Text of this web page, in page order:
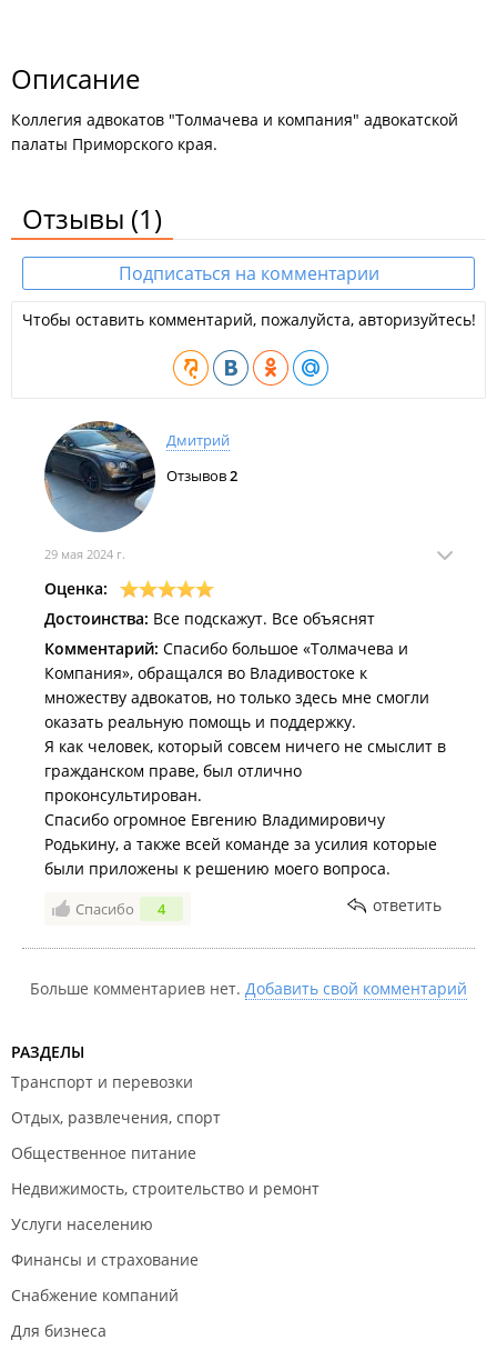
Описание
Коллегия адвокатов "Толмачева и компания" адвокатской
палаты Приморского края.
Отзывы (1)
Подписаться на комментарии
Чтобы оставить комментарий, пожалуйста, авторизуйтесь!
Дмитрий
Отзывов2
29 мая 2024 г.
Оценка:
Достоинства: Все подскажут. Все объяснят
Комментарий: Спасибо большое «Толмачева и
Компания», обращался во Владивостоке к
множеству адвокатов, но только здесь мне смогли
оказать реальную помощь и поддержку.
Я как человек, который совсем ничего не смыслит в
гражданском праве, был отлично
проконсультирован.
Спасибо огромное Евгению Владимировичу
Родькину, а также всей команде за усилия которые
были приложены к решению моего вопроса.
Спасибо 4 ответить
Больше комментариев нет. Добавить свой комментарий
РАЗДЕЛЫ
Транспорт и перевозки
Отдых, развлечения, спорт
Общественное питание
Недвижимость, строительство и ремонт
Услуги населению
Финансы и страхование
Снабжение компаний
Для бизнеса